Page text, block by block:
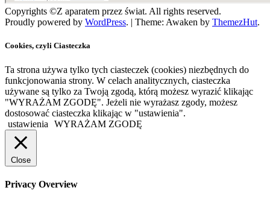
Copyrights ©Z aparatem przez świat. All rights reserved.
Proudly powered by WordPress. | Theme: Awaken by ThemezHut.
Cookies, czyli Ciasteczka
Ta strona używa tylko tych ciasteczek (cookies) niezbędnych do
funkcjonowania strony. W celach analitycznych, ciasteczka
używane są tylko za Twoją zgodą, którą możesz wyrazić klikając
"WYRAŻAM ZGODĘ". Jeżeli nie wyrażasz zgody, możesz
dostosować ciasteczka klikając w "ustawienia".
ustawienia
WYRAŻAM ZGODĘ
Close
Privacy Overview